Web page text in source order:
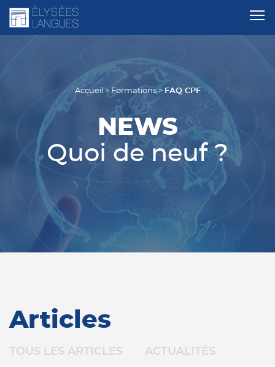
Accueil > Formations> FAQ CPF
NEWS
Quoi de neuf ?
Articles
TOUS LES ARTICLES ACTUALITÉS